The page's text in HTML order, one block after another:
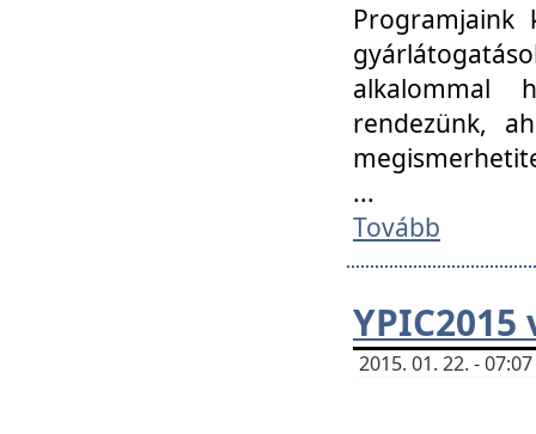
Programjaink
alkalommal
rendezünk,
...
Tovább
YPIC2015
2015. 01. 22. -